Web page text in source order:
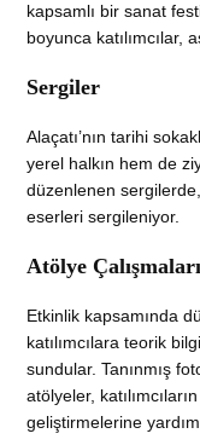
kapsamlı bir sanat
boyunca katılımcılar,
Sergiler
Alaçatı’nın tarihi
yerel halkın hem de
düzenlenen
eserleri sergileniyor.
Atölye Çalışmaları
Etkinlik kapsamında
katılımcılara teorik
sundular. Tanınmış
atölyeler,
geliştirmelerine